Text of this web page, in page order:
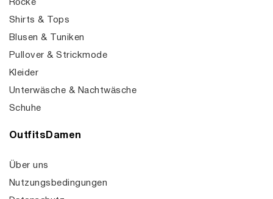
Röcke
Shirts & Tops
Blusen & Tuniken
Pullover & Strickmode
Kleider
Unterwäsche & Nachtwäsche
Schuhe
OutfitsDamen
Über uns
Nutzungsbedingungen